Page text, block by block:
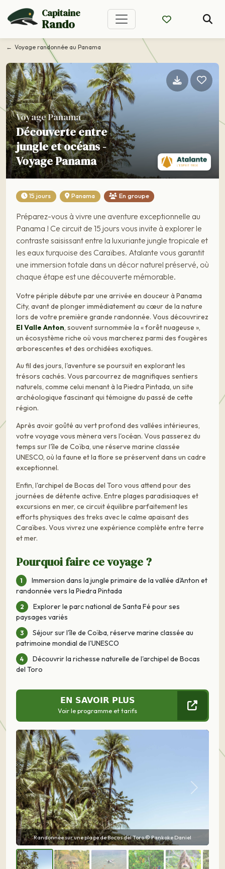
Capitaine
Rando
Voyage randonnée au Panama
Voyage Panama
Découverte entre
jungle et océans -
Voyage Panama
15 jours Panama En groupe
Préparez-vous à vivre une aventure exceptionnelle au
Panama ! Ce circuit de 15 jours vous invite à explorer le
contraste saisissant entre la luxuriante jungle tropicale et
les eaux turquoise des Caraïbes. Atalante vous garantit
une immersion totale dans un décor naturel préservé, où
chaque étape est une découverte mémorable.
Votre périple débute par une arrivée en douceur à Panama
City, avant de plonger immédiatement au cœur de la nature
lors de votre première grande randonnée. Vous découvrirez
El Valle Anton, souvent surnommée la « forêt nuageuse »,
un écosystème riche où vous marcherez parmi des fougères
arborescentes et des orchidées exotiques.
Au fil des jours, l'aventure se poursuit en explorant les
trésors cachés. Vous parcourrez de magnifiques sentiers
naturels, comme celui menant à la Piedra Pintada, un site
archéologique fascinant qui témoigne du passé de cette
région.
Après avoir goûté au vert profond des vallées intérieures,
votre voyage vous mènera vers l'océan. Vous passerez du
temps sur l'île de Coïba, une réserve marine classée
UNESCO, où la faune et la flore se préservent dans un cadre
exceptionnel.
Enfin, l'archipel de Bocas del Toro vous attend pour des
journées de détente active. Entre plages paradisiaques et
excursions en mer, ce circuit équilibre parfaitement les
efforts physiques des treks avec le calme apaisant des
Caraïbes. Vous vivrez une expérience complète entre terre
et mer.
Pourquoi faire ce voyage ?
Immersion dans la jungle primaire de la vallée d'Anton et
randonnée vers la Piedra Pintada
Explorer le parc national de Santa Fé pour ses
paysages variés
Séjour sur l'île de Coïba, réserve marine classée au
patrimoine mondial de l'UNESCO
Découvrir la richesse naturelle de l'archipel de Bocas
del Toro
EN SAVOIR PLUS
Voir le programme et tarifs
Daniel maison traditionnelle embera © Hananel Julien
Précédent Suivant